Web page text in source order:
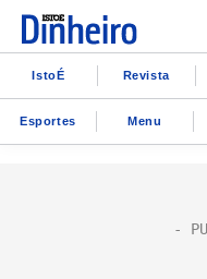
IstoÉ Revista
Esportes Menu